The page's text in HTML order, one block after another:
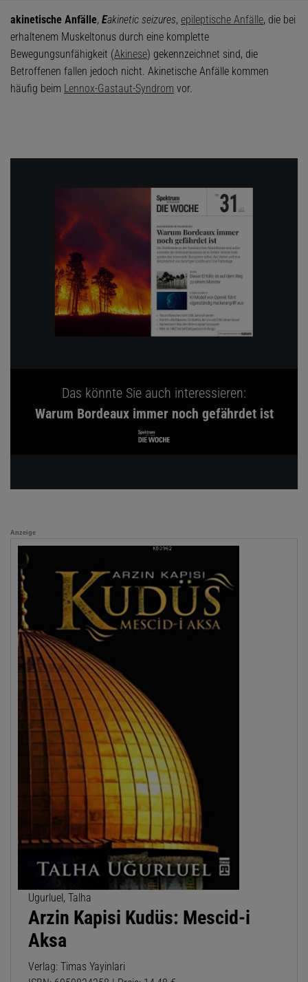
akinetische Anfälle, Eakinetic seizures, epileptische Anfälle, die bei
erhaltenem Muskeltonus durch eine komplette
Bewegungsunfähigkeit (Akinese) gekennzeichnet sind, die
Betroffenen fallen jedoch nicht. Akinetische Anfälle kommen
häufig beim Lennox-Gastaut-Syndrom vor.
Das könnte Sie auch interessieren:
Warum Bordeaux immer noch gefährdet ist
Anzeige
Ugurluel, Talha
Arzin Kapisi Kudüs: Mescid-i
Aksa
Verlag: Timas Yayinlari